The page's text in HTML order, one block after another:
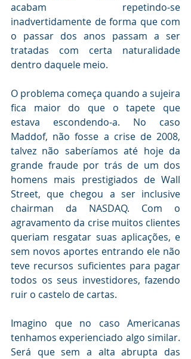
acabam repetindo-se
inadvertidamente de forma que com
o passar dos anos passam a ser
tratadas com certa naturalidade
dentro daquele meio.
O problema começa quando a sujeira
fica maior do que o tapete que
estava escondendo-a. No caso
Maddof, não fosse a crise de 2008,
talvez não saberíamos até hoje da
grande fraude por trás de um dos
homens mais prestigiados de Wall
Street, que chegou a ser inclusive
chairman da NASDAQ. Com o
agravamento da crise muitos clientes
queriam resgatar suas aplicações, e
sem novos aportes entrando ele não
teve recursos suficientes para pagar
todos os seus investidores, fazendo
ruir o castelo de cartas.
Imagino que no caso Americanas
tenhamos experienciado algo similar.
Será que sem a alta abrupta das